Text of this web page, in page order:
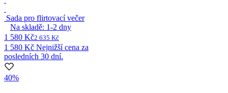
Sada pro flirtovací večer
Na skladě: 1-2 dny
1 580 Kč2 635 Kč
1 580 Kč Nejnižší cena za
posledních 30 dní.
40%